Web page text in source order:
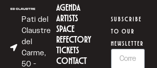
Pati del
Claustre
del
Carme,
50 -
AGENDA
ARTISTS
SPACE
REFECTORY
TICKETS
CONTACT
SUBSCRIBE
TO OUR
NEWSLETTER